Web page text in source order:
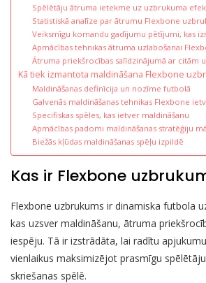
Spēlētāju ātruma ietekme uz uzbrukuma
Statistiskā analīze par ātrumu Flexbone
Veiksmīgu komandu gadījumu pētījumi, kas
Apmācības tehnikas ātruma uzlabošanai
Ātruma priekšrocības salīdzinājumā ar citām
Kā tiek izmantota maldināšana Flexbone
Maldināšanas definīcija un nozīme futbolā
Galvenās maldināšanas tehnikas Flexbone
Specifiskas spēles, kas ietver maldināšanu
Apmācības padomi maldināšanas stratēģiju
Biežās kļūdas maldināšanas spēļu izpildē
Kas ir Flexbone
Flexbone uzbrukums ir dinamiska futbola
kas uzsver maldināšanu, ātruma
iespēju. Tā ir izstrādāta, lai radītu
vienlaikus maksimizējot prasmīgu
skriešanas spēlē.